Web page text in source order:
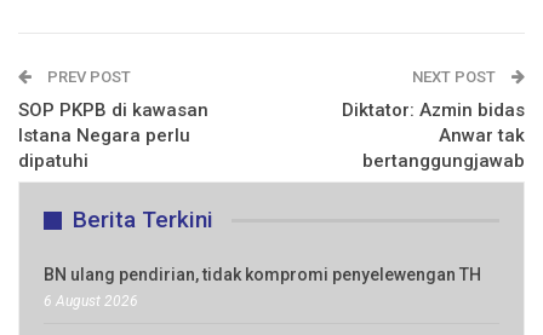
PREV POST
SOP PKPB di kawasan
Istana Negara perlu
dipatuhi
NEXT POST
Diktator: Azmin bidas
Anwar tak
bertanggungjawab
Berita Terkini
BN ulang pendirian, tidak kompromi penyelewengan TH
6 August 2026